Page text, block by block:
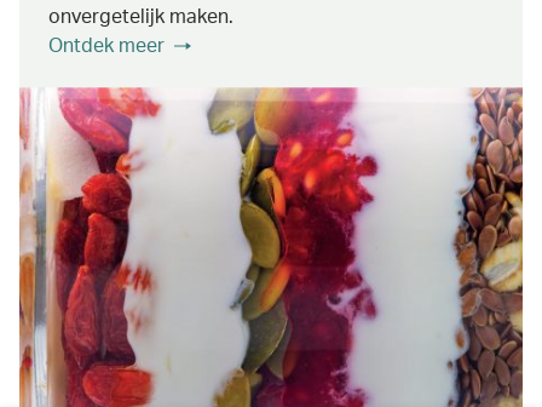
onvergetelijk maken.
Ontdek meer